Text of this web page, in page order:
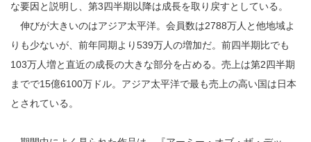
な要因と説明し、第3四半期以降は成長を取り戻すとしている。
伸びが大きいのはアジア太平洋。会員数は2788万人と他地域よ
りも少ないが、前年同期より539万人の増加だ。前四半期比でも
103万人増と直近の成長の大きな部分を占める。売上は第2四半期
までで15億6100万ドル。アジア太平洋で最も売上の高い国は日本
とされている。